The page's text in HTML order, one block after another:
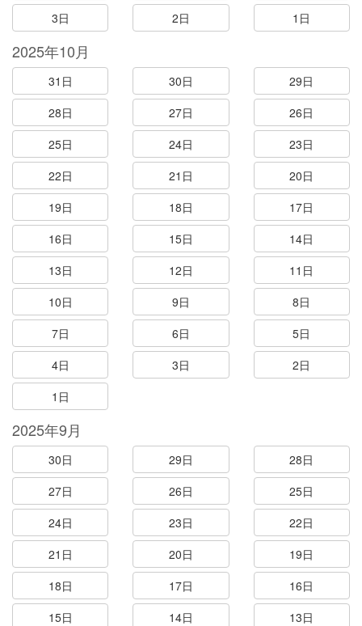
3日
2日 1日
2025年10月
31日 30日
29日
28日
27日
26日
25日
24日
23日
22日
21日
20日
19日
18日
17日
16日
15日
14日
13日
12日
11日
10日
9日
8日
7日
6日
5日
4日
3日
2日
1日
2025年9月
30日 29日
28日
27日
26日
25日
24日
23日
22日
21日
20日
19日
18日
17日
16日
15日
14日
13日